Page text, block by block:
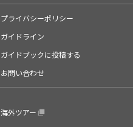
プライバシーポリシー
ガイドライン
ガイドブックに投稿する
お問い合わせ
海外ツアー